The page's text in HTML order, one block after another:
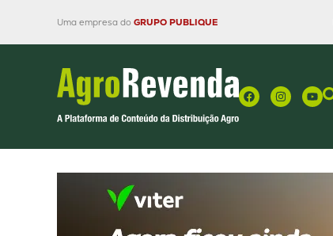
Uma empresa do GRUPO PUBLIQUE